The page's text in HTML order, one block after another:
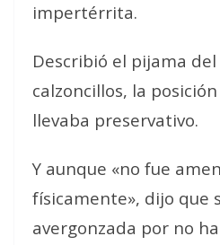
impertérrita.
Describió el pijama
calzoncillos, la
llevaba preservativo.
Y aunque «no fue
físicamente», dijo que
avergonzada por no